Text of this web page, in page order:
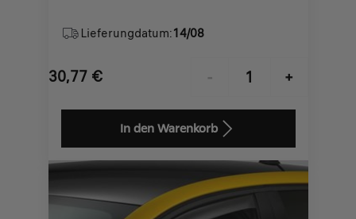
Lieferungdatum:14/08
30,77 €
Price
30,77
€
-
+
Quantity
to:
1
In den Warenkorb